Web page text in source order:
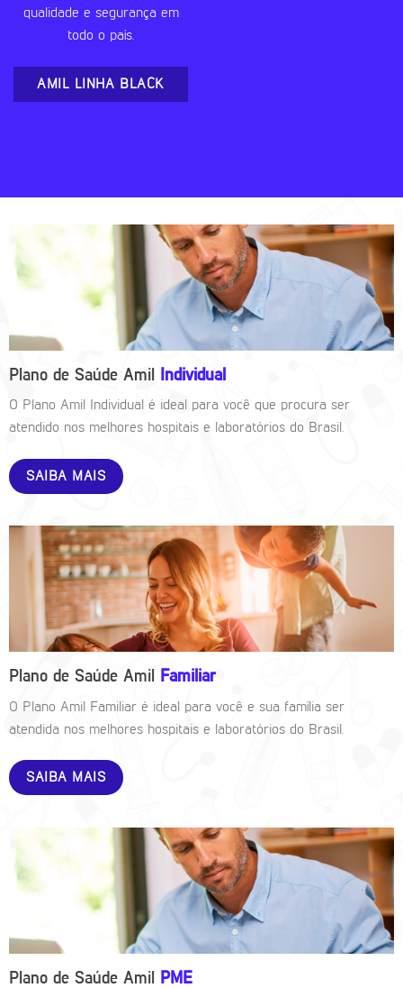
qualidade e segurança em
todo o país.
AMIL LINHA BLACK
Plano de Saúde Amil Individual
O Plano Amil Individual é ideal para você que procura ser
atendido nos melhores hospitais e laboratórios do Brasil.
SAIBA MAIS
Plano de Saúde Amil Familiar
O Plano Amil Familiar é ideal para você e sua família ser
atendida nos melhores hospitais e laboratórios do Brasil.
SAIBA MAIS
Plano de Saúde Amil PME